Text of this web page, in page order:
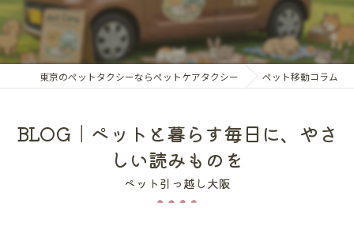
東京のペットタクシーならペットケアタクシー ペット移動コラム
BLOG｜ペットと暮らす毎日に、やさ
しい読みものを
ペット引っ越し大阪